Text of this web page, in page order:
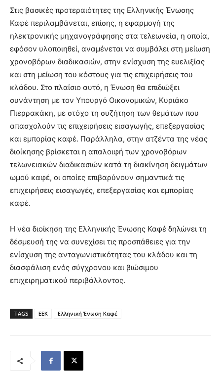
Στις βασικές προτεραιότητες της Ελληνικής Ένωσης
Καφέ περιλαμβάνεται, επίσης, η εφαρμογή της
ηλεκτρονικής μηχανογράφησης στα τελεωνεία, η οποία,
εφόσον υλοποιηθεί, αναμένεται να συμβάλει στη μείωση
χρονοβόρων διαδικασιών, στην ενίσχυση της ευελιξίας
και στη μείωση του κόστους για τις επιχειρήσεις του
κλάδου. Στο πλαίσιο αυτό, η Ένωση θα επιδιώξει
συνάντηση με τον Υπουργό Οικονομικών, Κυριάκο
Πιερρακάκη, με στόχο τη συζήτηση των θεμάτων που
απασχολούν τις επιχειρήσεις εισαγωγής, επεξεργασίας
και εμπορίας καφέ. Παράλληλα, στην ατζέντα της νέας
διοίκησης βρίσκεται η απαλοιφή των χρονοβόρων
τελωνειακών διαδικασιών κατά τη διακίνηση δειγμάτων
ωμού καφέ, οι οποίες επιβαρύνουν σημαντικά τις
επιχειρήσεις εισαγωγές, επεξεργασίας και εμπορίας
καφέ.
Η νέα διοίκηση της Ελληνικής Ένωσης Καφέ δηλώνει τη
δέσμευσή της να συνεχίσει τις προσπάθειες για την
ενίσχυση της ανταγωνιστικότητας του κλάδου και τη
διασφάλιση ενός σύγχρονου και βιώσιμου
επιχειρηματικού περιβάλλοντος.
TAGS ΕΕΚ Ελληνική Ένωση Καφέ